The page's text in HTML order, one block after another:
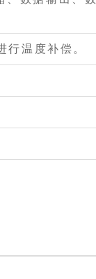
行温度补偿。